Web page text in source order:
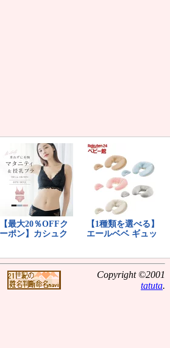
Copyright ©2001
tatuta.